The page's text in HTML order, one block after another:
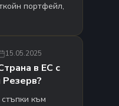
портфейл,
15.05.2025
в ЕС с
към